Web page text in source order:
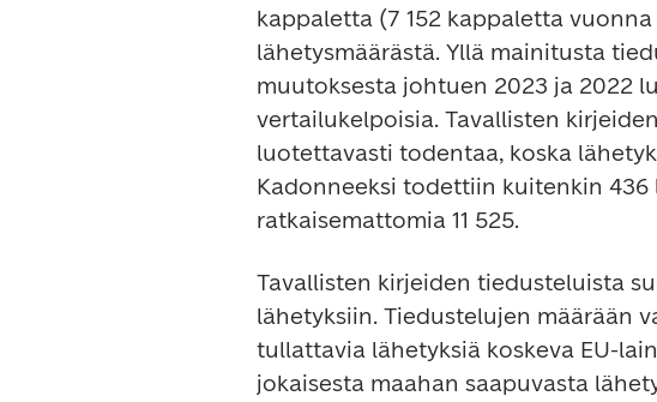
kappaletta (7 152 kappaletta
lähetysmäärästä. Yllä mainitusta
muutoksesta johtuen 2023 ja 2022
vertailukelpoisia. Tavallisten
luotettavasti todentaa, koska
Kadonneeksi todettiin kuitenkin
ratkaisemattomia 11 525.
Tavallisten kirjeiden tiedusteluista
lähetyksiin. Tiedustelujen määrään
tullattavia lähetyksiä koskeva EU-
jokaisesta maahan saapuvasta